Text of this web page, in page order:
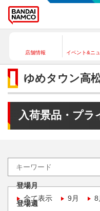
店舗情報 イベント&ニ
ゆめタウン高
入荷景品・プラ
登場月
全て表示
9月 8
登場週